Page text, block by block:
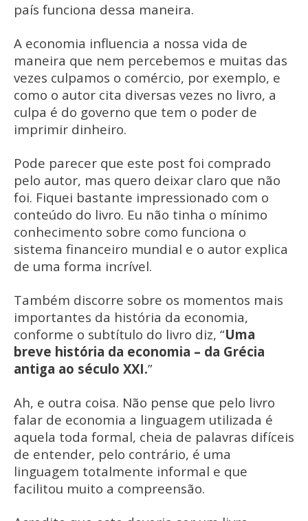
país funciona dessa maneira.
A economia influencia a nossa vida de
maneira que nem percebemos e muitas das
vezes culpamos o comércio, por exemplo, e
como o autor cita diversas vezes no livro, a
culpa é do governo que tem o poder de
imprimir dinheiro.
Pode parecer que este post foi comprado
pelo autor, mas quero deixar claro que não
foi. Fiquei bastante impressionado com o
conteúdo do livro. Eu não tinha o mínimo
conhecimento sobre como funciona o
sistema financeiro mundial e o autor explica
de uma forma incrível.
Também discorre sobre os momentos mais
importantes da história da economia,
conforme o subtítulo do livro diz, “Uma
breve história da economia – da Grécia
antiga ao século XXI.”
Ah, e outra coisa. Não pense que pelo livro
falar de economia a linguagem utilizada é
aquela toda formal, cheia de palavras difíceis
de entender, pelo contrário, é uma
linguagem totalmente informal e que
facilitou muito a compreensão.